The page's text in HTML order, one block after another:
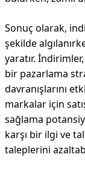
Sonuç olarak,
şekilde
yaratır.
bir pazarlama
davranışlarını
markalar için
sağlama
karşı bir ilgi ve
taleplerini